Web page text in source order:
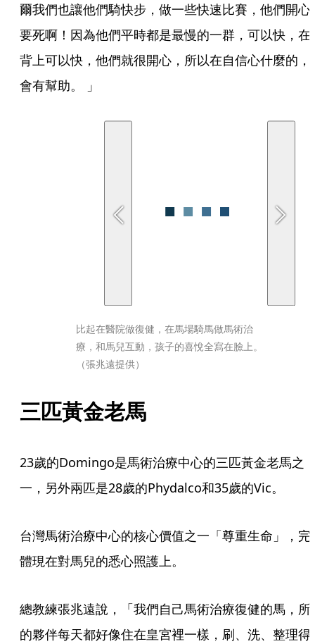
爾我們也讓他們騎快步，做一些快速比賽，他們開心
要死啊！因為他們平時都是最慢的一群，可以快，在
背上可以快，他們就很開心，所以在自信心什麼的，
會有幫助。 」
比起在醫院做復健，在馬場騎馬做馬術治
療，和馬兒互動，孩子的喜悅全寫在臉上。
（張兆遠提供）
三匹黃金老馬
23歲的Domingo是馬術治療中心的三匹黃金老馬之
一，另外兩匹是28歲的Phydalco和35歲的Vic。
台灣馬術治療中心的核心價值之一「尊重生命」，完
體現在對馬兒的悉心照護上。
總教練張兆遠說，「我們自己馬術治療復健的馬，所
的夥伴每天都好像住在皇宮裡一樣，刷、洗、整理得